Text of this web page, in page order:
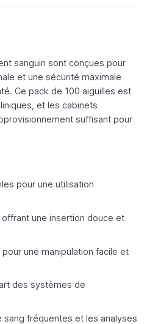
sanguin sont conçues pour
et une sécurité maximale
Ce pack de 100 aiguilles est
et les cabinets
suffisant pour
pour une utilisation
une insertion douce et
une manipulation facile et
des systèmes de
sang fréquentes et les analyses